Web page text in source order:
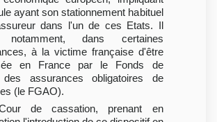
ayant son stationnement habituel
dans l'un de ces Etats. Il
notamment, dans certaines
à la victime française d'être
en France par le Fonds de
des assurances obligatoires de
(le FGAO).
de cassation, prenant en